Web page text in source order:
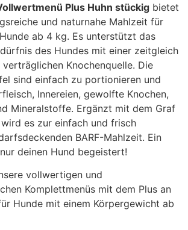
Plus Huhn stückig bietet
und naturnahe Mahlzeit für
ab 4 kg. Es unterstützt das
des Hundes mit einer zeitgleich
Knochenquelle. Die
sind einfach zu portionieren und
Innereien, gewolfte Knochen,
Mineralstoffe. Ergänzt mit dem Graf
wird es zur einfach und frisch
BARF-Mahlzeit. Ein
deinen Hund begeistert!
vollwertigen und
Komplettmenüs mit dem Plus an
Hunde mit einem Körpergewicht ab